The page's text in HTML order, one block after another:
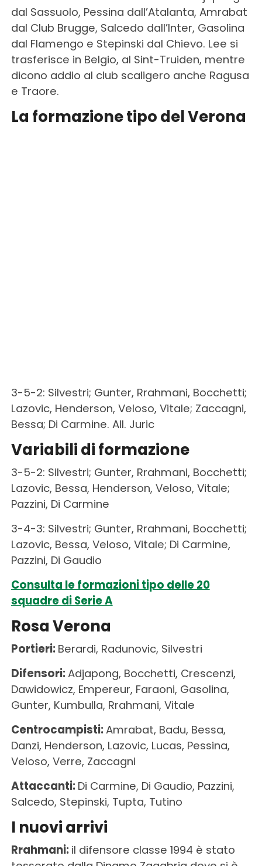
dal Sassuolo, Pessina dall’Atalanta, Amrabat
dal Club Brugge, Salcedo dall’Inter, Gasolina
dal Flamengo e Stepinski dal Chievo. Lee si
trasferisce in Belgio, al Sint-Truiden, mentre
dicono addio al club scaligero anche Ragusa
e Traore.
La formazione tipo del Verona
3-5-2: Silvestri; Gunter, Rrahmani, Bocchetti;
Lazovic, Henderson, Veloso, Vitale; Zaccagni,
Bessa; Di Carmine. All. Juric
Variabili di formazione
3-5-2: Silvestri; Gunter, Rrahmani, Bocchetti;
Lazovic, Bessa, Henderson, Veloso, Vitale;
Pazzini, Di Carmine
3-4-3: Silvestri; Gunter, Rrahmani, Bocchetti;
Lazovic, Bessa, Veloso, Vitale; Di Carmine,
Pazzini, Di Gaudio
Consulta le formazioni tipo delle 20
squadre di Serie A
Rosa Verona
Portieri: Berardi, Radunovic, Silvestri
Difensori:Adjapong, Bocchetti, Crescenzi,
Dawidowicz, Empereur, Faraoni, Gasolina,
Gunter, Kumbulla, Rrahmani, Vitale
Centrocampisti:Amrabat, Badu, Bessa,
Danzi, Henderson, Lazovic, Lucas, Pessina,
Veloso, Verre, Zaccagni
Attaccanti: Di Carmine, Di Gaudio, Pazzini,
Salcedo, Stepinski, Tupta, Tutino
I nuovi arrivi
Rrahmani: il difensore classe 1994 è stato